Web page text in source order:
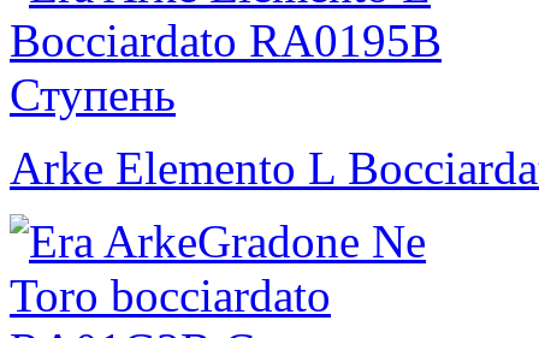
Arke Elemento L